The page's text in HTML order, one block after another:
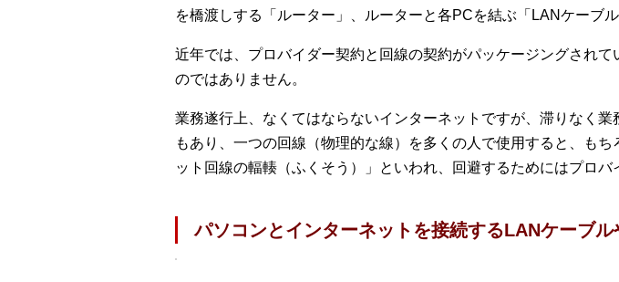
を橋渡しする「ルーター」、ルーターと各PCを結ぶ「LANケーブル
近年では、プロバイダー契約と回線の契約がパッケージングされ
のではありません。
業務遂行上、なくてはならないインターネットですが、滞りなく
もあり、一つの回線（物理的な線）を多くの人で使用すると、も
ット回線の輻輳（ふくそう）」といわれ、回避するためにはプロ
パソコンとインターネットを接続するLANケーブル